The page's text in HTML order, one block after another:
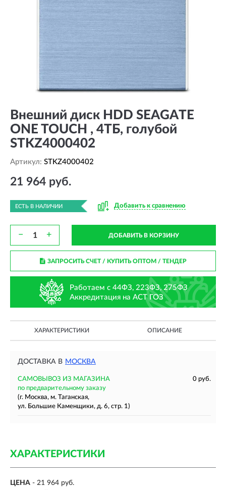
Внешний диск HDD SEAGATE
ONE TOUCH , 4ТБ, голубой
STKZ4000402
Артикул: STKZ4000402
21 964 руб.
ЕСТЬ В НАЛИЧИИ Добавить к сравнению
− + ДОБАВИТЬ В КОРЗИНУ
ЗАПРОСИТЬ СЧЕТ / КУПИТЬ ОПТОМ/ ТЕНДЕР
Работаем с 44ФЗ, 223ФЗ, 275ФЗ
Аккредитация на АСТ ГОЗ
ХАРАКТЕРИСТИКИ ОПИСАНИЕ
ДОСТАВКА В МОСКВА
САМОВЫВОЗ ИЗ МАГАЗИНА
0 руб.
по предварительному заказу
(г. Москва, м. Таганская,
ул. Большие Каменщики, д. 6, стр. 1)
ХАРАКТЕРИСТИКИ
ЦЕНА - 21 964 руб.